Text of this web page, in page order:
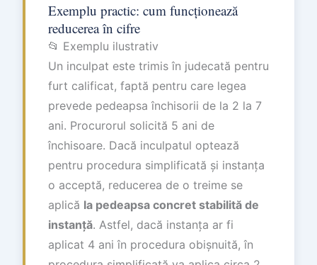
Exemplu practic: cum funcționează
reducerea în cifre
📂 Exemplu ilustrativ
Un inculpat este trimis în judecată pentru
furt calificat, faptă pentru care legea
prevede pedeapsa închisorii de la 2 la 7
ani. Procurorul solicită 5 ani de
închisoare. Dacă inculpatul optează
pentru procedura simplificată și instanța
o acceptă, reducerea de o treime se
aplică la pedeapsa concret stabilită de
instanță. Astfel, dacă instanța ar fi
aplicat 4 ani în procedura obișnuită, în